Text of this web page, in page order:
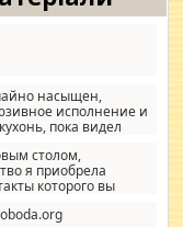
насыщен,
исполнение и
пока видел
и что главное -
удорожающих
столом,
я приобрела
которого вы